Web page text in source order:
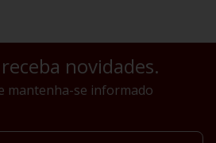
novidades.
mantenha-se informado